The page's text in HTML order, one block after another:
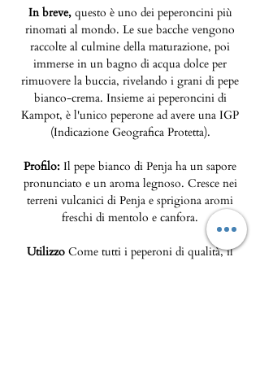
In breve,questo è uno dei peperoncini più
rinomati al mondo. Le sue bacche vengono
raccolte al culmine della maturazione, poi
immerse in un bagno di acqua dolce per
rimuovere la buccia, rivelando i grani di pepe
bianco-crema. Insieme ai peperoncini di
Kampot, è l'unico peperone ad avere una IGP
(Indicazione Geografica Protetta).
Profilo: Il pepe bianco di Penja ha un sapore
pronunciato e un aroma legnoso. Cresce nei
terreni vulcanici di Penja e sprigiona aromi
freschi di mentolo e canfora.
Utilizzo Come tutti i peperoni di qualità, il